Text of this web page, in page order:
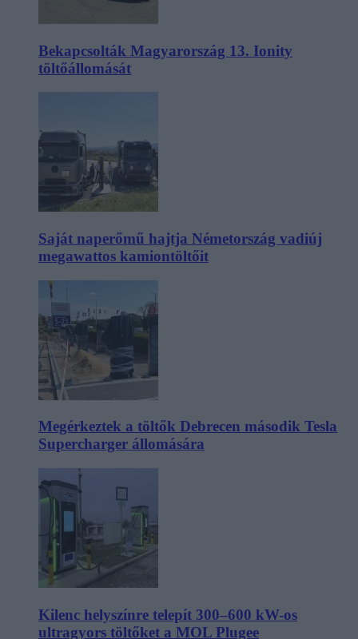
Bekapcsolták Magyarország 13. Ionity
töltőállomását
Saját naperőmű hajtja Németország vadiúj
megawattos kamiontöltőit
Megérkeztek a töltők Debrecen második Tesla
Supercharger állomására
Kilenc helyszínre telepít 300–600 kW-os
ultragyors töltőket a MOL Plugee